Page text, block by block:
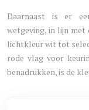
Daarnaast is er
wetgeving, in lijn met
lichtkleur wit tot
rode vlag voor
benadrukken, is de